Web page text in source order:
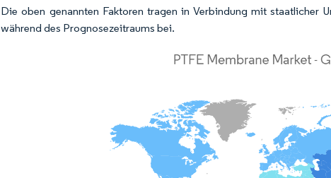
Die oben genannten Faktoren tragen in Verbindung mit staatlicher
während des Prognosezeitraums bei.